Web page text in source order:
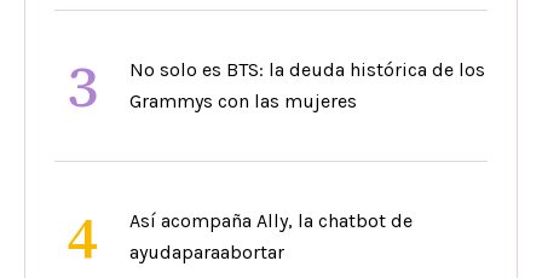
3
No solo es BTS: la deuda histórica de los
Grammys con las mujeres
4
Así acompaña Ally, la chatbot de
ayudaparaabortar